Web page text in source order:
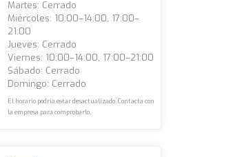
Martes: Cerrado
Miércoles: 10:00–14:00, 17:00–
21:00
Jueves: Cerrado
Viernes: 10:00–14:00, 17:00–21:00
Sábado: Cerrado
Domingo: Cerrado
El horario podría estar desactualizado. Contacta con
la empresa para comprobarlo.